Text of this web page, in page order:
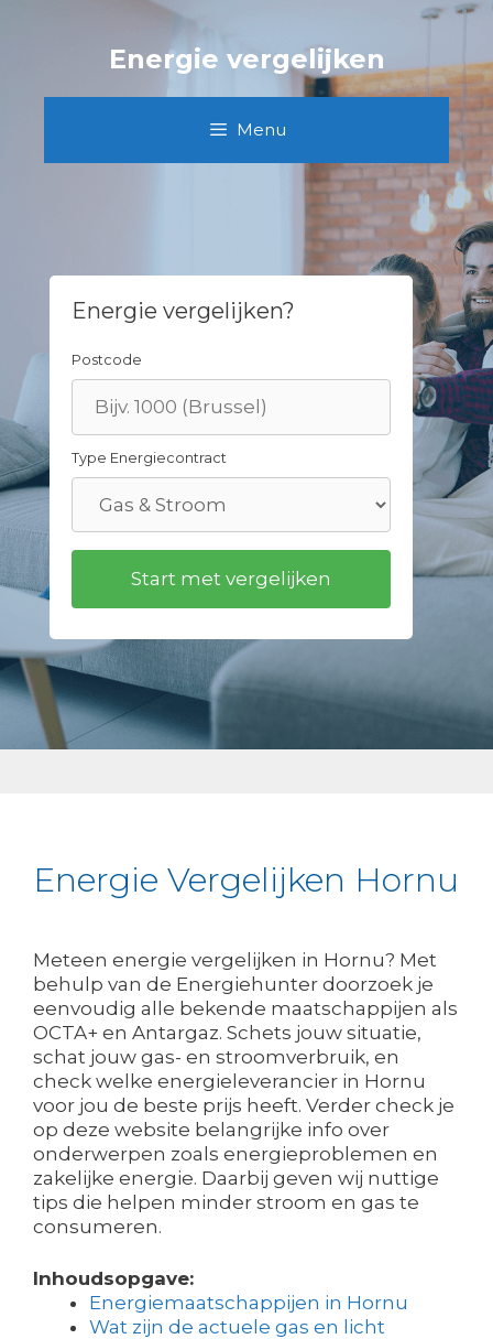
Energie vergelijken
Menu
Energie vergelijken?
Postcode
Type Energiecontract
Energie Vergelijken Hornu
Meteen energie vergelijken in Hornu? Met
behulp van de Energiehunter doorzoek je
eenvoudig alle bekende maatschappijen als
OCTA+ en Antargaz. Schets jouw situatie,
schat jouw gas- en stroomverbruik, en
check welke energieleverancier in Hornu
voor jou de beste prijs heeft. Verder check je
op deze website belangrijke info over
onderwerpen zoals energieproblemen en
zakelijke energie. Daarbij geven wij nuttige
tips die helpen minder stroom en gas te
consumeren.
Inhoudsopgave:
Energiemaatschappijen in Hornu
Wat zijn de actuele gas en licht